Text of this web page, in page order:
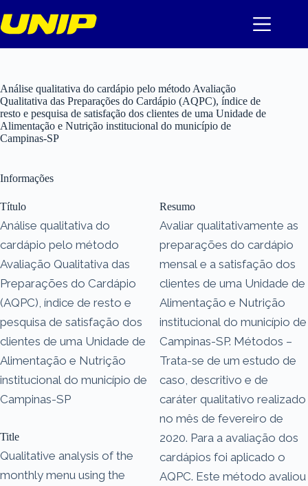
para
o
Análise qualitativa do cardápio pelo método Avaliação
Qualitativa das Preparações do Cardápio (AQPC), índice de
resto e pesquisa de satisfação dos clientes de uma Unidade de
Alimentação e Nutrição institucional do município de
Campinas-SP
Informações
Título
Análise qualitativa do
cardápio pelo método
Avaliação Qualitativa das
Preparações do Cardápio
(AQPC), índice de resto e
pesquisa de satisfação dos
clientes de uma Unidade de
Alimentação e Nutrição
institucional do município de
Campinas-SP
Title
Qualitative analysis of the
monthly menu using the
Resumo
Avaliar qualitativamente as
preparações do cardápio
mensal e a satisfação dos
clientes de uma Unidade de
Alimentação e Nutrição
institucional do município de
Campinas-SP. Métodos –
Trata-se de um estudo de
caso, descritivo e de
caráter qualitativo realizado
no mês de fevereiro de
2020. Para a avaliação dos
cardápios foi aplicado o
AQPC. Este método avaliou